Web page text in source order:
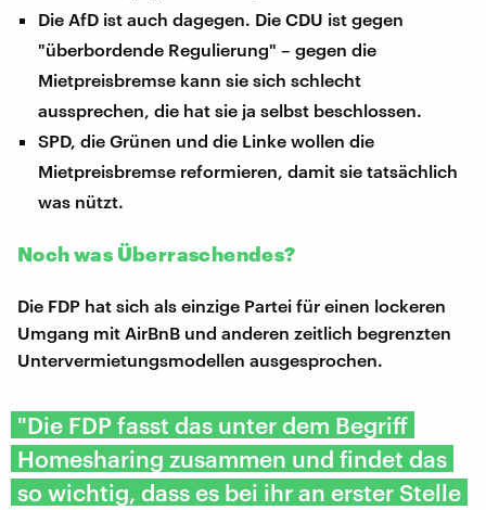
Die AfD ist auch dagegen. Die CDU ist gegen
"überbordende Regulierung" – gegen die
Mietpreisbremse kann sie sich schlecht
aussprechen, die hat sie ja selbst beschlossen.
SPD, die Grünen und die Linke wollen die
Mietpreisbremse reformieren, damit sie tatsächlich
was nützt.
Noch was Überraschendes?
Die FDP hat sich als einzige Partei für einen lockeren
Umgang mit AirBnB und anderen zeitlich begrenzten
Untervermietungsmodellen ausgesprochen.
"Die FDP fasst das unter dem Begriff
Homesharing zusammen und findet das
so wichtig, dass es bei ihr an erster Stelle